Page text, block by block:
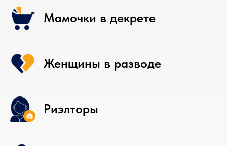
Мамочки в декрете
Женщины в разводе
Риэлторы